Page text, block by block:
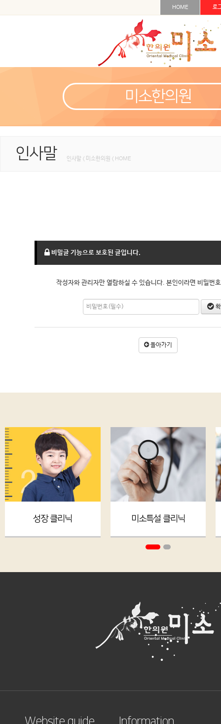
HOME 로
미소한의원
인사말 인사말 < 미소한의원 < HOME
비밀글 기능으로 보호된 글입니다.
작성자와 관리자만 열람하실 수 있습니다. 본인이라면 비밀번
돌아가기
성장 클리닉 미소특설 클리닉